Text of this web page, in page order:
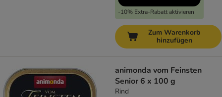
-10% Extra-Rabatt aktivieren
Zum Warenkorb
hinzufügen
animonda vom Feinsten
Senior 6 x 100 g
Rind